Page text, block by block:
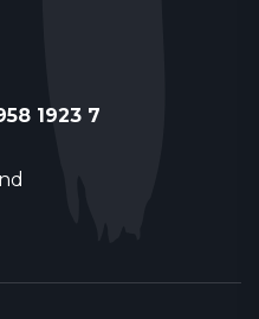
1923 7